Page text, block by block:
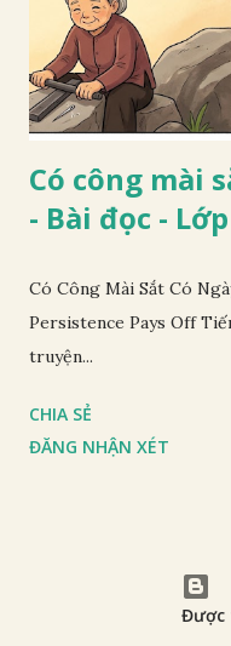
Có công mài
- Bài đọc -
Có Công Mài Sắt Có
Persistence Pays Off
truyện...
CHIA SẺ
ĐĂNG NHẬN XÉT
Được